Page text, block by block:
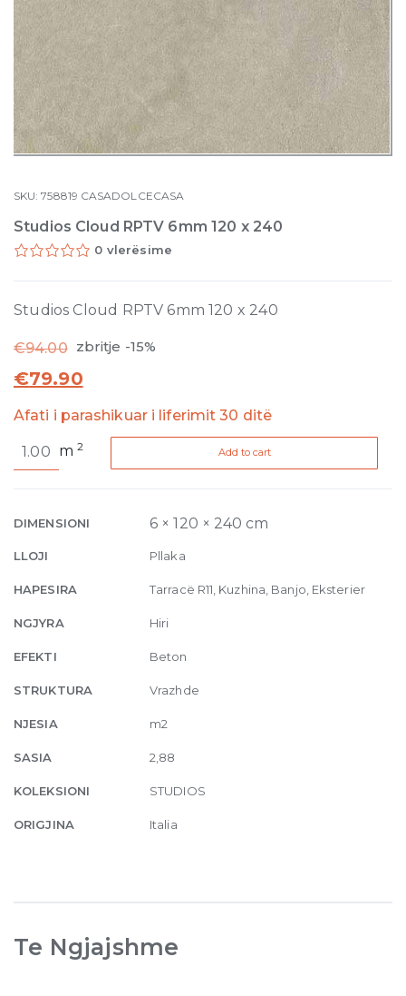
SKU:758819 CASADOLCECASA
Studios Cloud RPTV 6mm 120 x 240
0 vlerësime
Studios Cloud RPTV 6mm 120 x 240
€94.00 zbritje -15%
€79.90
Afati i parashikuar i liferimit 30 ditë
Cloud
120
240
quantity
m2 Add to cart
DIMENSIONI 6 × 120 × 240 cm
LLOJI Pllaka
HAPESIRA Tarracë R11, Kuzhina, Banjo, Eksterier
NGJYRA Hiri
EFEKTI Beton
STRUKTURA Vrazhde
NJESIA m2
SASIA 2,88
KOLEKSIONI STUDIOS
ORIGJINA Italia
Te Ngjajshme